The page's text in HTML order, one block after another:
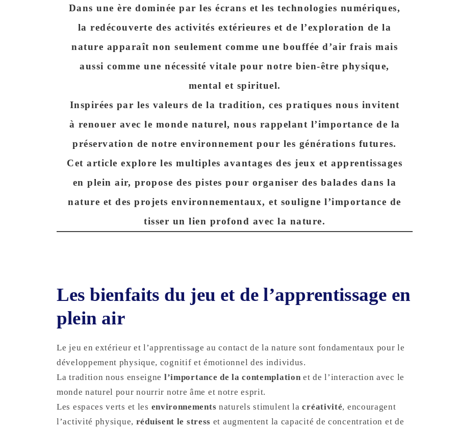
Dans une ère dominée par les écrans et lestechnologies numériques,
la redécouverte des activités extérieures et de l’exploration de la
nature apparaît non seulement comme une bouffée d’air frais mais
aussi comme une nécessité vitale pour notre bien-être physique,
mental et spirituel.
Inspirées par les valeurs de la tradition, ces pratiques nous invitent
à renouer avec le monde naturel, nous rappelant l’importance de la
préservation de notreenvironnement pour les générations futures.
Cet article explore les multiples avantages des jeux et apprentissages
en plein air, propose des pistes pour organiser des balades dans la
nature et des projets environnementaux, et souligne l’importance de
tisser un lien profond avec la nature.
Les bienfaits du jeu et de l’apprentissage en
plein air
Le jeu en extérieur et l’apprentissage au contact de la nature sont fondamentaux pour le
développement physique, cognitif et émotionnel des individus.
La tradition nous enseigne l’importance de la contemplation et de l’interaction avec le
monde naturel pour nourrir notre âme et notre esprit.
Les espaces verts et les environnements naturels stimulent lacréativité, encouragent
l’activité physique, réduisent le stress et augmentent la capacité de concentration et de